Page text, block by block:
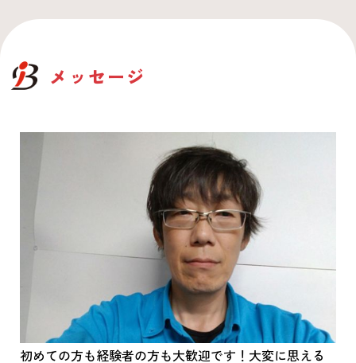
メッセージ
初めての方も経験者の方も大歓迎です！大変に思える